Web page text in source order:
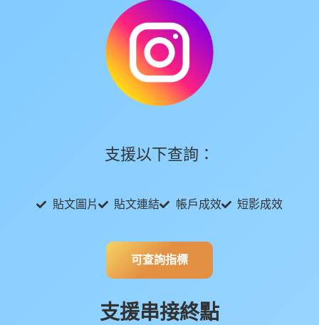
支援以下查詢：
貼文圖片 貼文連結 帳戶成效 短影成效
可查詢指標
支援串接終點